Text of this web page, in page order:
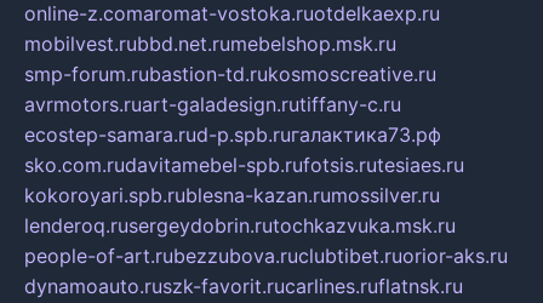
online-z.comaromat-vostoka.ruotdelkaexp.ru
mobilvest.rubbd.net.rumebelshop.msk.ru
smp-forum.rubastion-td.rukosmoscreative.ru
avrmotors.ruart-galadesign.rutiffany-c.ru
ecostep-samara.rud-p.spb.ruгалактика73.рф
sko.com.rudavitamebel-spb.rufotsis.rutesiaes.ru
kokoroyari.spb.rublesna-kazan.rumossilver.ru
lenderoq.rusergeydobrin.rutochkazvuka.msk.ru
people-of-art.rubezzubova.ruclubtibet.ruorior-aks.ru
dynamoauto.ruszk-favorit.rucarlines.ruflatnsk.ru